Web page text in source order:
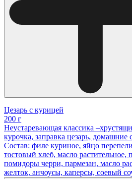
Цезарь с курицей
200 г
Неустаревающая классика
курочка, заправка цезарь, домашние
Состав: филе куриное, яйцо
тостовый хлеб, масло растительное,
помидоры черри, пармезан, масло
желток, анчоусы, каперсы, соевый